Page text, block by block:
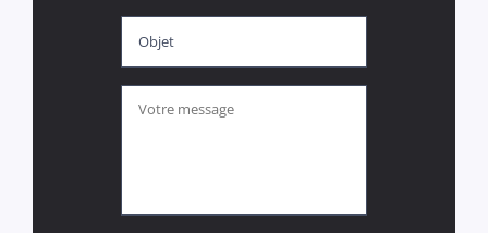
Objet *
message *